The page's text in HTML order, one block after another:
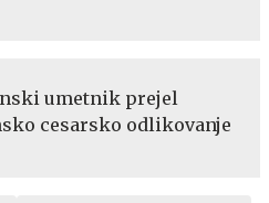
umetnik prejel
cesarsko odlikovanje